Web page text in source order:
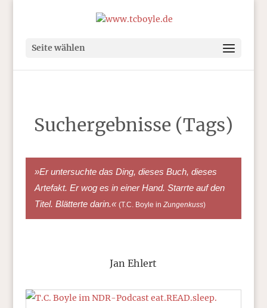
Seite wählen
Suchergebnisse (Tags)
»Er untersuchte das Ding, dieses Buch, dieses
Artefakt. Er wog es in einer Hand. Starrte auf den
Titel. Blätterte darin.« (T.C. Boyle in Zungenkuss)
Jan Ehlert